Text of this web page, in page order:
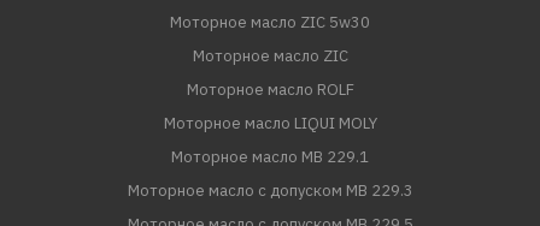
Моторное масло ZIC 5w30
Моторное масло ZIC
Моторное масло ROLF
Моторное масло LIQUI MOLY
Моторное масло MB 229.1
Моторное масло с допуском MB 229.3